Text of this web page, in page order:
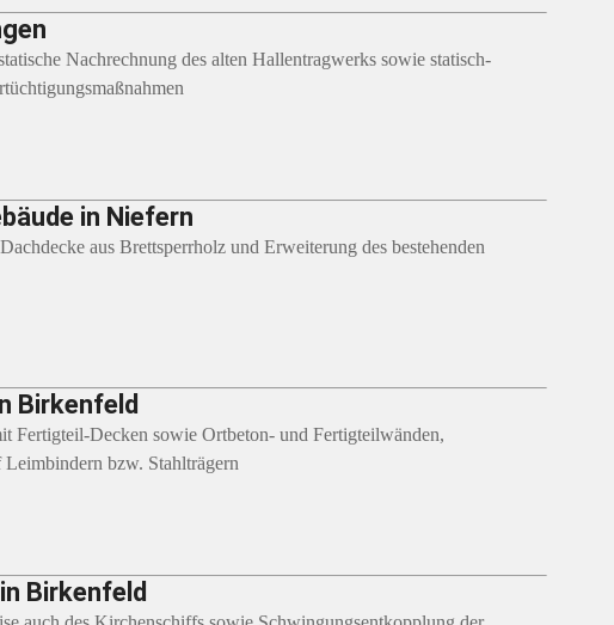
Nachrechnung des alten Hallentragwerks sowie statisch-
in Niefern
aus Brettsperrholz und Erweiterung des bestehenden
Birkenfeld
Fertigteil-Decken sowie Ortbeton- und Fertigteilwänden,
bzw. Stahlträgern
Birkenfeld